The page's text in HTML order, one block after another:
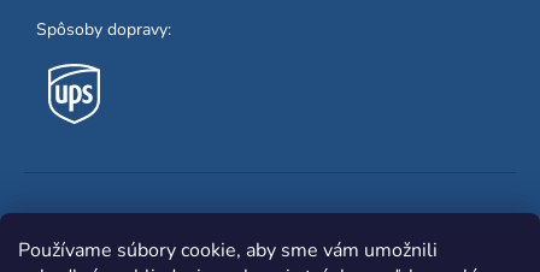
Používame súbory cookie, aby sme vám umožnili
Spôsoby dopravy: